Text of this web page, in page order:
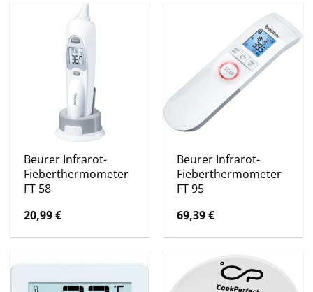
Beurer Infrarot-
Fieberthermometer
FT 58
20,99€
Beurer Infrarot-
Fieberthermometer
FT 95
69,39€